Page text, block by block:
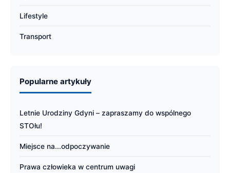
Lifestyle
Transport
Popularne artykuły
Letnie Urodziny Gdyni – zapraszamy do wspólnego
STOłu!
Miejsce na...odpoczywanie
Prawa człowieka w centrum uwagi